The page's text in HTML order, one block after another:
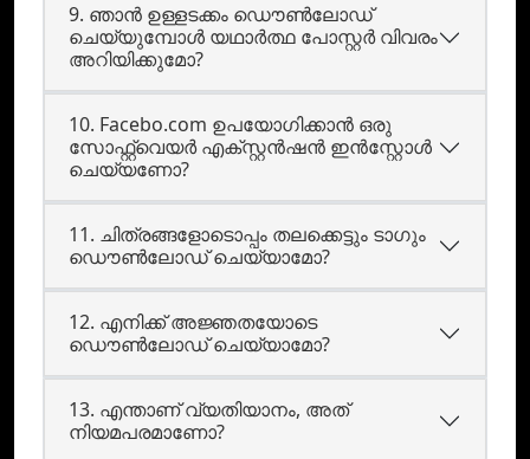
9. ഞാന്‍ ഉള്ളടക്കം ഡൌണ്‍ലോഡ്
ചെയ്യുമ്പോള്‍ യഥാര്‍ത്ഥ പോസ്റ്റര്‍ വിവരം
അറിയിക്കുമോ?
10. Facebo.com ഉപയോഗിക്കാന്‍ ഒരു
സോഫ്റ്റ്‌വെയര്‍ എക്സ്റ്റന്‍ഷന്‍ ഇന്‍സ്റ്റോള്‍
ചെയ്യണോ?
11. ചിത്രങ്ങളോടൊപ്പം തലക്കെട്ടും ടാഗും
ഡൌണ്‍ലോഡ് ചെയ്യാമോ?
12. എനിക്ക് അജ്ഞതയോടെ
ഡൌണ്‍ലോഡ് ചെയ്യാമോ?
13. എന്താണ്‌ വ്യതിയാനം, അത്‌
നിയമപരമാണോ?